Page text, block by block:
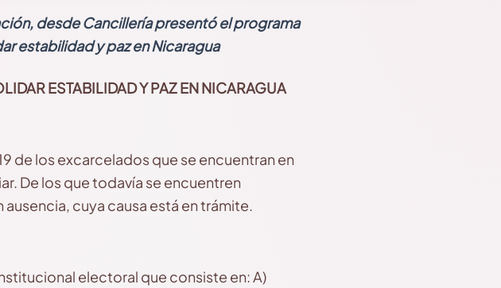
desde Cancillería presentó el programa
estabilidad y paz en Nicaragua
ESTABILIDAD Y PAZ EN NICARAGUA
de los excarcelados que se encuentran en
De los que todavía se encuentren
cuya causa está en trámite.
electoral que consiste en: A)